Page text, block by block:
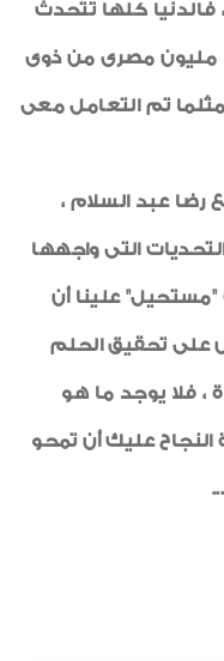
كلها تتحدث
الآن عنى، وأصبحت رمزا لأكثر من 13 مليون مصرى من ذوى
تم التعامل معى
رضا عبد السلام ،
التى واجهها
"مستحيل" علينا أن
على تحقيق الحلم
، فلا يوجد ما هو
النجاح عليك أن تمحو